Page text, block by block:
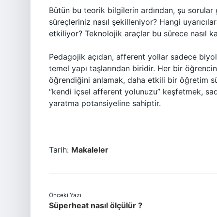
Bütün bu teorik bilgilerin ardından, şu
süreçleriniz nasıl şekilleniyor? Hangi
etkiliyor? Teknolojik araçlar bu sürece nasıl
Pedagojik açıdan, afferent yollar sadece
temel yapı taşlarından biridir. Her bir
öğrendiğini anlamak, daha etkili bir öğretim
“kendi içsel afferent yolunuzu” keşfetmek,
yaratma potansiyeline sahiptir.
Tarih: Makaleler
Önceki Yazı
Süperheat nasıl ölçülür ?